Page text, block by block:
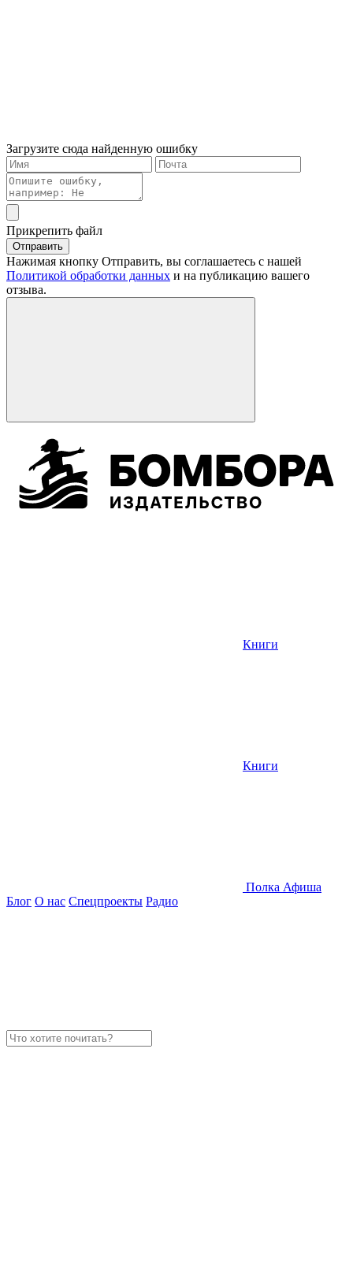
Загрузите сюда найденную ошибку
Прикрепить файл
Отправить
Нажимая кнопку Отправить, вы соглашаетесь с нашей
Политикой обработки данных и на публикацию вашего
отзыва.
Книги
Книги
Полка Афиша
Блог О нас Спецпроекты Радио